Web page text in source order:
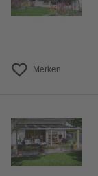
Merken